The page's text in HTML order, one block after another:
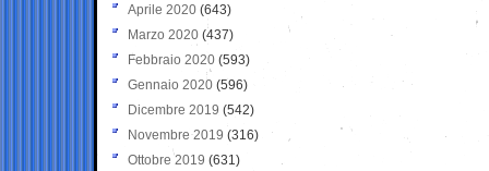
Aprile 2020 (643)
Marzo 2020 (437)
Febbraio 2020 (593)
Gennaio 2020 (596)
Dicembre 2019 (542)
Novembre 2019 (316)
Ottobre 2019 (631)